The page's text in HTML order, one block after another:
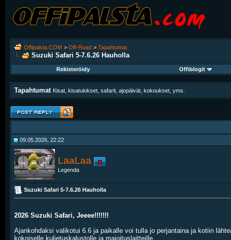
Offipalsta.COM > Off-Road > Tapahtumat
Suzuki Safari 5-7.6.26 Hauholla
Rekisteröidy
Offiblogit
Tapahtumat Kisat, kisatulokset, safarit, ajopäivät, kokoukset, yms.
09.05.2026, 22:22
LaaLaa
Legenda
Suzuki Safari 5-7.6.26 Hauholla
2026 Suzuki Safari, Jeeee!!!!!!!
Ajankohdaksi valikotui 6.6 ja paikalle voi tulla jo perjantaina ja kotiin
kokoiselle kuljetuskalustolle ja majoituslaitteille.